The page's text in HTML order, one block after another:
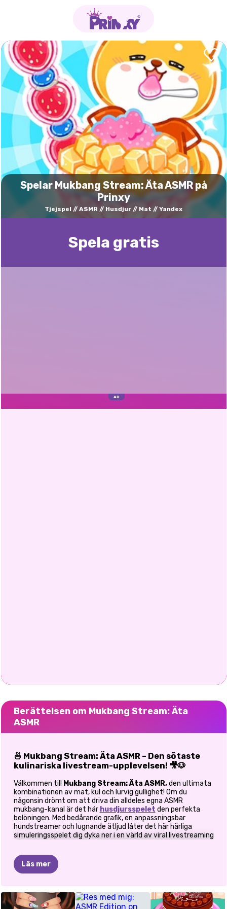
Spelar Mukbang Stream: Äta ASMR på
Prinxy
Tjejspel ASMR Husdjur Mat Yandex
Spela gratis
Berättelsen om Mukbang Stream: Äta
ASMR
🍜 Mukbang Stream: Äta ASMR – Den sötaste
kulinariska livestream-upplevelsen! 🎥🐶
Välkommen till Mukbang Stream: Äta ASMR,den ultimata
kombinationen av mat, kul och lurvig gullighet! Om du
någonsin drömt om att driva din alldeles egna ASMR
mukbang-kanal är det här husdjursspelet den perfekta
belöningen. Med bedårande grafik, en anpassningsbar
hundstreamer och lugnande ätljud låter det här härliga
simuleringsspelet dig dyka ner i en värld av viral livestreaming
🎬 Bli en virtuell Mukbang-stjärna
hjärnan bakom en fluffig matälskare med seriös stjärnstatus!
Designa din hundkaraktär med ett unikt utseende och skapa
Läs mer
ASMR-
ASMR
BUBBLE SAMMANFOGA ASMR